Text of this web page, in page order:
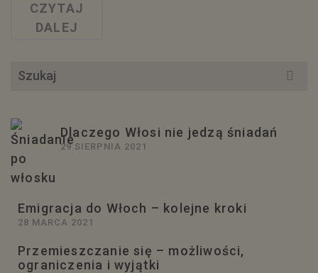
CZYTAJ
DALEJ
Szukaj
Dlaczego Włosi nie jedzą śniadań
29 SIERPNIA 2021
Emigracja do Włoch – kolejne kroki
28 MARCA 2021
Przemieszczanie się – możliwości,
ograniczenia i wyjątki